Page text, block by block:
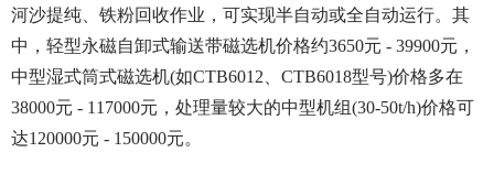
河沙提纯、铁粉回收作业，可实现半自动或全自动运行。其
中，轻型永磁自卸式输送带磁选机价格约3650元 - 39900元，
中型湿式筒式磁选机(如CTB6012、CTB6018型号)价格多在
38000元 - 117000元，处理量较大的中型机组(30-50t/h)价格可
达120000元 - 150000元。